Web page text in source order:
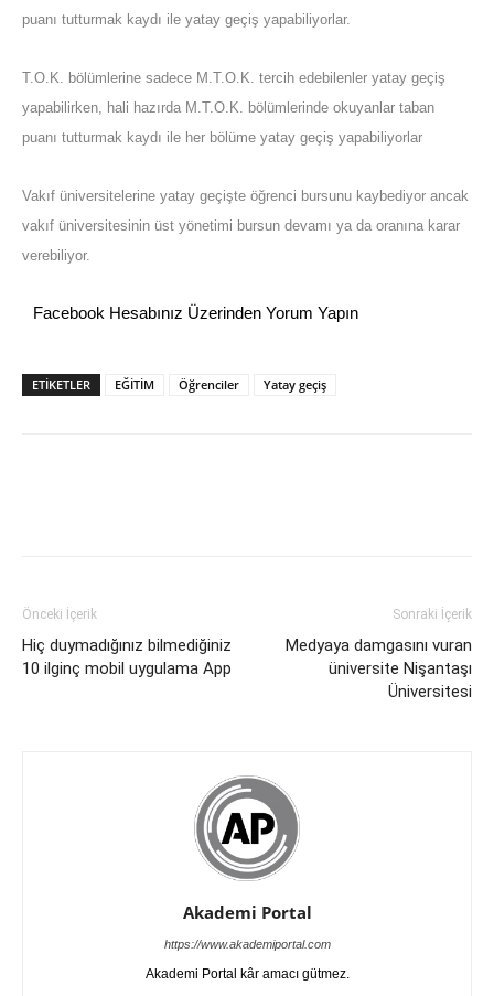
puanı tutturmak kaydı ile yatay geçiş yapabiliyorlar.
T.O.K. bölümlerine sadece M.T.O.K. tercih edebilenler yatay geçiş
yapabilirken, hali hazırda M.T.O.K. bölümlerinde okuyanlar taban
puanı tutturmak kaydı ile her bölüme yatay geçiş yapabiliyorlar
Vakıf üniversitelerine yatay geçişte öğrenci bursunu kaybediyor ancak
vakıf üniversitesinin üst yönetimi bursun devamı ya da oranına karar
verebiliyor.
Facebook Hesabınız Üzerinden Yorum Yapın
ETİKETLER EĞİTİM Öğrenciler Yatay geçiş
Önceki İçerik
Hiç duymadığınız bilmediğiniz
10 ilginç mobil uygulama App
Sonraki İçerik
Medyaya damgasını vuran
üniversite Nişantaşı
Üniversitesi
Akademi Portal
https://www.akademiportal.com
Akademi Portal kâr amacı gütmez.